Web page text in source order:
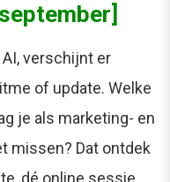
verschijnt er
of update. Welke
je als marketing- en
missen? Dat ontdek
dé online sessie